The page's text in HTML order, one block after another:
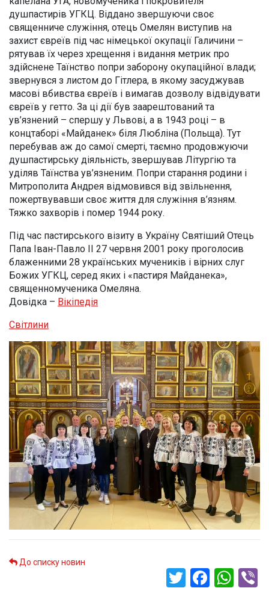
душпастирів УГКЦ. Віддано звершуючи своє
священниче служіння, отець Омелян виступив на
захист євреїв під час німецької окупації Галичини –
рятував їх через хрещення і видання метрик про
здійснене Таїнство попри заборону окупаційної влади;
звернувся з листом до Гітлера, в якому засуджував
масові вбивства євреїв і вимагав дозволу відвідувати
євреїв у гетто. За ці дії був заарештований та
ув’язнений – спершу у Львові, а в 1943 році – в
концтаборі «Майданек» біля Любліна (Польща). Тут
перебував аж до самої смерті, таємно продовжуючи
душпастирську діяльність, звершував Літургію та
уділяв Таїнства ув’язненим. Попри старання родини і
Митрополита Андрея відмовився від звільнення,
пожертвувавши своє життя для служіння в’язням.
Тяжко захворів і помер 1944 року.
Під час пастирського візиту в Україну Святіший Отець
Папа Іван-Павло ІІ 27 червня 2001 року проголосив
блаженними 28 українських мучеників і вірних слуг
Божих УГКЦ, серед яких і «пастиря Майданека»,
священномученика Омеляна.
Довідка – Вікіпедія
Світлини
До списку новин
Twitter